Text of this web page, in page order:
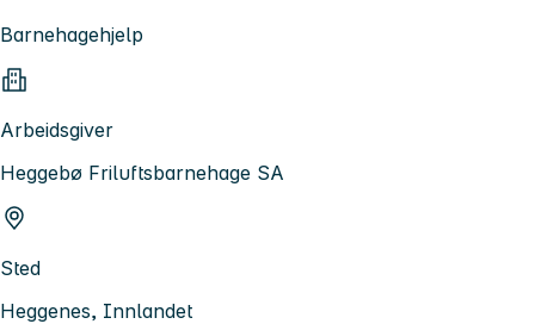
Barnehagehjelp
Arbeidsgiver
Heggebø Friluftsbarnehage SA
Sted
Heggenes, Innlandet